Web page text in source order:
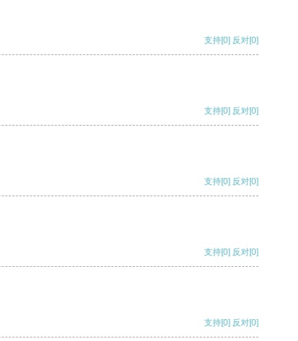
支持[0] 反对[0]
支持[0] 反对[0]
支持[0] 反对[0]
支持[0] 反对[0]
支持[0] 反对[0]